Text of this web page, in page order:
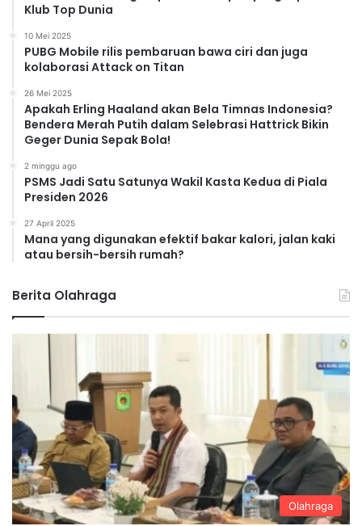
Klub Top Dunia
10 Mei 2025
PUBG Mobile rilis pembaruan bawa ciri dan juga
kolaborasi Attack on Titan
26 Mei 2025
Apakah Erling Haaland akan Bela Timnas Indonesia?
Bendera Merah Putih dalam Selebrasi Hattrick Bikin
Geger Dunia Sepak Bola!
2 minggu ago
PSMS Jadi Satu Satunya Wakil Kasta Kedua di Piala
Presiden 2026
27 April 2025
Mana yang digunakan efektif bakar kalori, jalan kaki
atau bersih-bersih rumah?
Berita Olahraga
Olahraga